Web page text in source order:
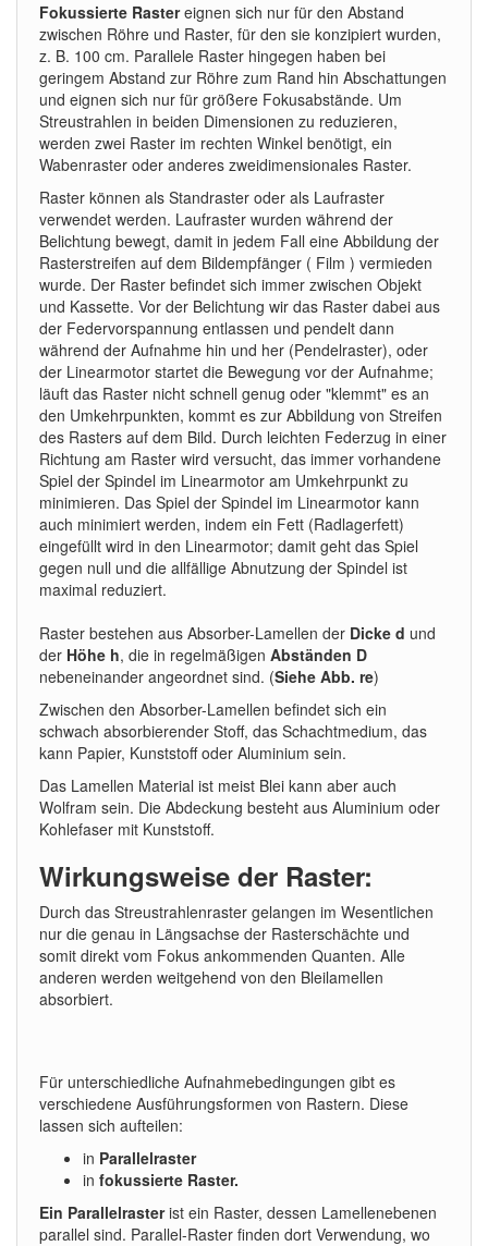
Fokussierte Rastereignen sich nur für den Abstand
zwischen Röhre und Raster, für den sie konzipiert wurden,
z. B. 100 cm. Parallele Raster hingegen haben bei
geringem Abstand zur Röhre zum Rand hin Abschattungen
und eignen sich nur für größere Fokusabstände. Um
Streustrahlen in beiden Dimensionen zu reduzieren,
werden zwei Raster im rechten Winkel benötigt, ein
Wabenraster oder anderes zweidimensionales Raster.
Raster können als Standraster oder als Laufraster
verwendet werden. Laufraster wurden während der
Belichtung bewegt, damit in jedem Fall eine Abbildung der
Rasterstreifen auf dem Bildempfänger ( Film ) vermieden
wurde. Der Raster befindet sich immer zwischen Objekt
und Kassette. Vor der Belichtung wir das Raster dabei aus
der Federvorspannung entlassen und pendelt dann
während der Aufnahme hin und her (Pendelraster), oder
der Linearmotor startet die Bewegung vor der Aufnahme;
läuft das Raster nicht schnell genug oder "klemmt" es an
den Umkehrpunkten, kommt es zur Abbildung von Streifen
des Rasters auf dem Bild. Durch leichten Federzug in einer
Richtung am Raster wird versucht, das immer vorhandene
Spiel der Spindel im Linearmotor am Umkehrpunkt zu
minimieren. Das Spiel der Spindel im Linearmotor kann
auch minimiert werden, indem ein Fett (Radlagerfett)
eingefüllt wird in den Linearmotor; damit geht das Spiel
gegen null und die allfällige Abnutzung der Spindel ist
maximal reduziert.
Raster bestehen aus Absorber-Lamellen der Dicke d und
der Höhe h, die in regelmäßigen Abständen D
nebeneinander angeordnet sind. (Siehe Abb. re)
Zwischen den Absorber-Lamellen befindet sich ein
schwach absorbierender Stoff, das Schachtmedium, das
kann Papier, Kunststoff oder Aluminium sein.
Das Lamellen Material ist meist Blei kann aber auch
Wolfram sein. Die Abdeckung besteht aus Aluminium oder
Kohlefaser mit Kunststoff.
Wirkungsweise der Raster:
Durch das Streustrahlenraster gelangen im Wesentlichen
nur die genau in Längsachse der Rasterschächte und
somit direkt vom Fokus ankommenden Quanten. Alle
anderen werden weitgehend von den Bleilamellen
absorbiert.
Für unterschiedliche Aufnahmebedingungen gibt es
verschiedene Ausführungsformen von Rastern. Diese
lassen sich aufteilen:
in Parallelraster
in fokussierte Raster.
Ein Parallelrasterist ein Raster, dessen Lamellenebenen
parallel sind. Parallel-Raster finden dort Verwendung, wo